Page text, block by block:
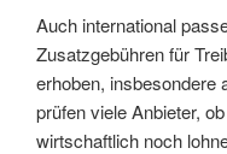
Auch international
Zusatzgebühren für
erhoben, insbesondere
prüfen viele Anbieter,
wirtschaftlich noch